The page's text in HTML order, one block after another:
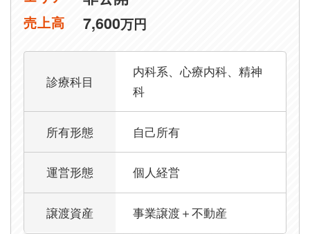
売上高 7,600万円
診療科目
内科系、心療内科、精神
科
所有形態 自己所有
運営形態 個人経営
譲渡資産 事業譲渡＋不動産